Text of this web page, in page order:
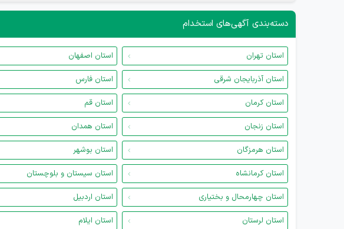
دسته‌بندی آگهی‌های استخدام
استان تهران استان اصفهان
استان آذربایجان شرقی
استان فارس
استان کرمان
استان قم
استان زنجان
استان همدان
استان هرمزگان
استان بوشهر
استان کرمانشاه
استان سیستان و بلوچستان
استان چهارمحال و بختیاری
استان اردبیل
استان لرستان
استان ایلام